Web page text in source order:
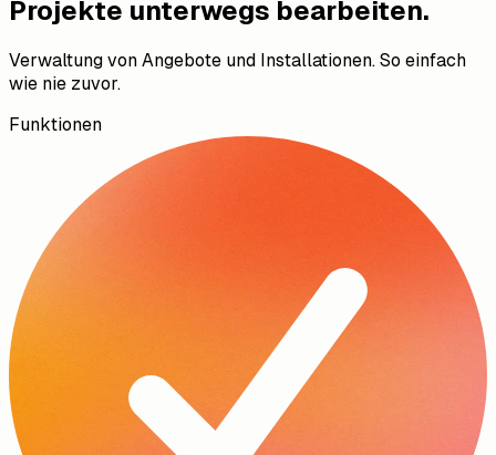
Projekte unterwegs bearbeiten.
Verwaltung von Angebote und Installationen. So einfach
wie nie zuvor.
Funktionen